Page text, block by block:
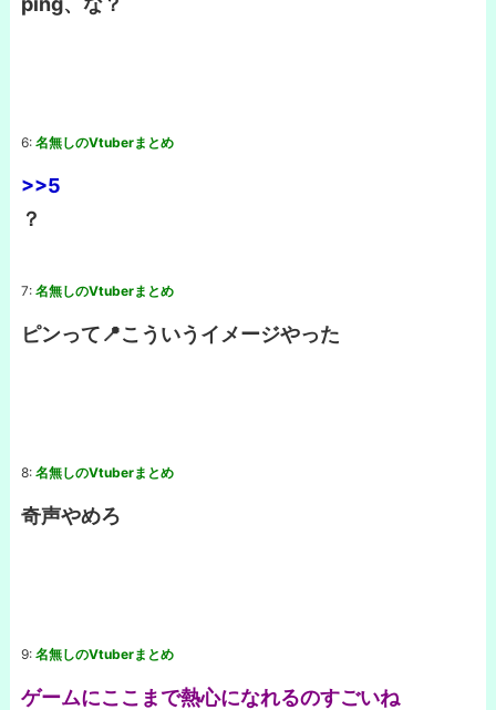
6: 名無しのVtuberまとめ
>>5
？
7: 名無しのVtuberまとめ
ピンって📍こういうイメージやった
8: 名無しのVtuberまとめ
奇声やめろ
9: 名無しのVtuberまとめ
ゲームにここまで熱心になれるのすごいね